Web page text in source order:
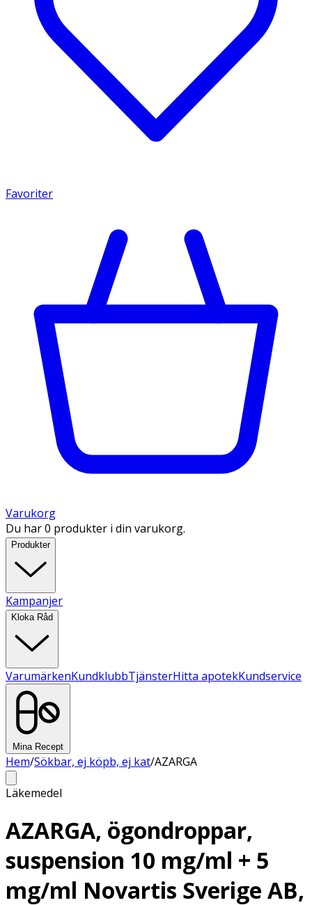
Favoriter
Varukorg
Du har 0 produkter i din varukorg.
Produkter
Kampanjer
Kloka Råd
VarumärkenKundklubbTjänsterHitta apotekKundservice
Mina Recept
Hem/Sökbar, ej köpb, ej kat/AZARGA
Läkemedel
AZARGA, ögondroppar,
suspension 10 mg/ml + 5
mg/ml Novartis Sverige AB,